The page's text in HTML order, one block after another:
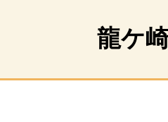
龍ケ